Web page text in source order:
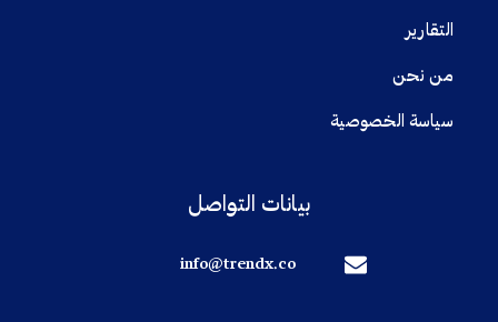
التقارير
من نحن
سياسة الخصوصية
بيانات التواصل
info@trendx.co